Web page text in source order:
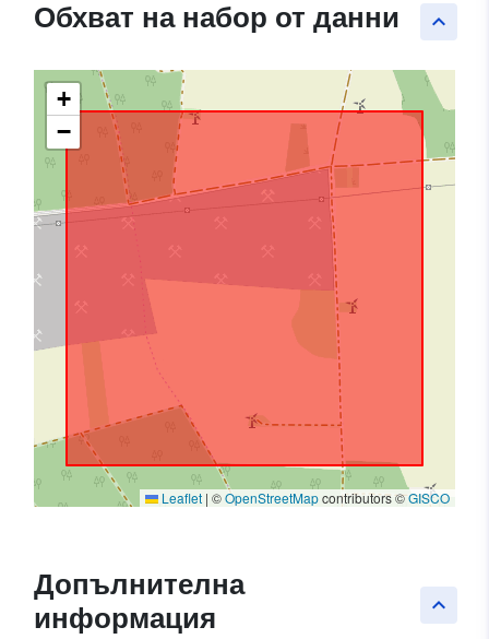
keyboard_arrow_up
Обхват на набор от данни
+
−
Leaflet | ©OpenStreetMapcontributors ©GISCO
keyboard_arrow_up
Допълнителна
информация